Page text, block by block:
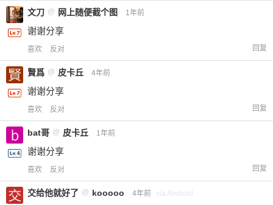
文刀 @ 网上随便截个图 1年前
谢谢分享
喜欢 反对 回复
賢爲 @ 皮卡丘 4年前
谢谢分享
喜欢 反对 回复
bat哥 @ 皮卡丘 1年前
谢谢分享
喜欢 反对 回复
交给他就好了 @ kooooo 4年前 via Android